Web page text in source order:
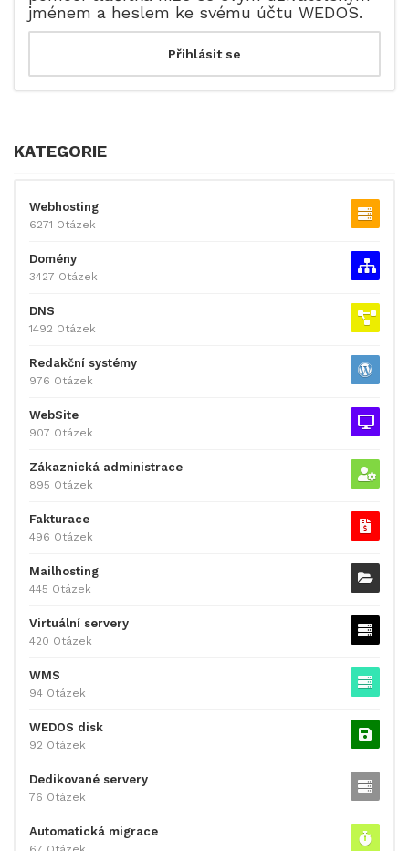
jménem a heslem ke svému účtu WEDOS.
KATEGORIE
Webhosting
6271 Otázek
Domény
3427 Otázek
DNS
1492 Otázek
Redakční systémy
976 Otázek
WebSite
907 Otázek
Zákaznická administrace
895 Otázek
Fakturace
496 Otázek
Mailhosting
445 Otázek
Virtuální servery
420 Otázek
WMS
94 Otázek
WEDOS disk
92 Otázek
Dedikované servery
76 Otázek
Automatická migrace